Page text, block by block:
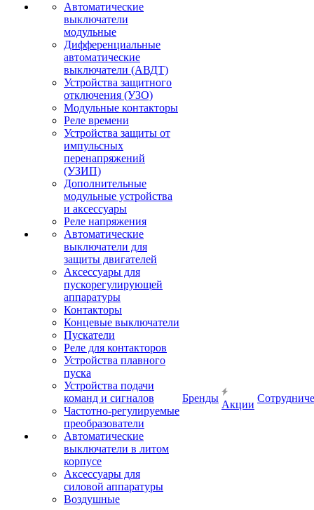
Автоматические
выключатели
модульные
Дифференциальные
автоматические
выключатели (АВДТ)
Устройства защитного
отключения (УЗО)
Модульные контакторы
Реле времени
Устройства защиты от
импульсных
перенапряжений
(УЗИП)
Дополнительные
модульные устройства
и аксессуары
Реле напряжения
Автоматические
выключатели для
защиты двигателей
Аксессуары для
пускорегулирующей
аппаратуры
Контакторы
Концевые выключатели
Пускатели
Реле для контакторов
Устройства плавного
пуска
Устройства подачи
команд и сигналов
Частотно-регулируемые
преобразователи
Автоматические
выключатели в литом
корпусе
Аксессуары для
силовой аппаратуры
Воздушные
Бренды
Акции